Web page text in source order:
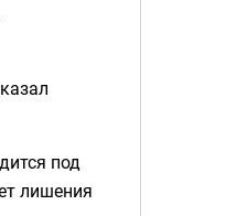
под
лишения